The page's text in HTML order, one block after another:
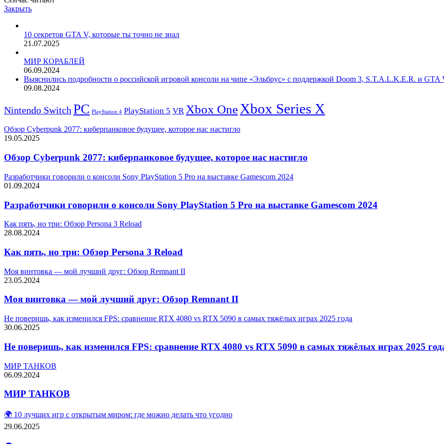
Закрыть
10 секретов GTA V, которые ты точно не знал
21.07.2025
МИР КОРАБЛЕЙ
06.09.2024
Выяснились подробности о российской игровой консоли на чипе «Эльбрус» с поддержкой Doom 3, S.T.A.L.K.E.R. и GTA
09.08.2024
Nintendo SwitchPC PlayStation 4 PlayStation 5 VR Xbox OneXbox Series X
Обзор Cyberpunk 2077: киберпанковое будущее, которое нас настигло
19.05.2025
Обзор Cyberpunk 2077: киберпанковое будущее, которое нас настигло
Разработчики говорили о консоли Sony PlayStation 5 Pro на выставке Gamescom 2024
01.09.2024
Разработчики говорили о консоли Sony PlayStation 5 Pro на выставке Gamescom 2024
Как пять, но три: Обзор Persona 3 Reload
28.08.2024
Как пять, но три: Обзор Persona 3 Reload
Моя винтовка — мой лучший друг: Обзор Remnant II
23.05.2024
Моя винтовка — мой лучший друг: Обзор Remnant II
Не поверишь, как изменился FPS: сравнение RTX 4080 vs RTX 5090 в самых тяжёлых играх 2025 года
30.06.2025
Не поверишь, как изменился FPS: сравнение RTX 4080 vs RTX 5090 в самых тяжёлых играх 2025
МИР ТАНКОВ
06.09.2024
МИР ТАНКОВ
🌍 10 лучших игр с открытым миром: где можно делать что угодно
29.06.2025